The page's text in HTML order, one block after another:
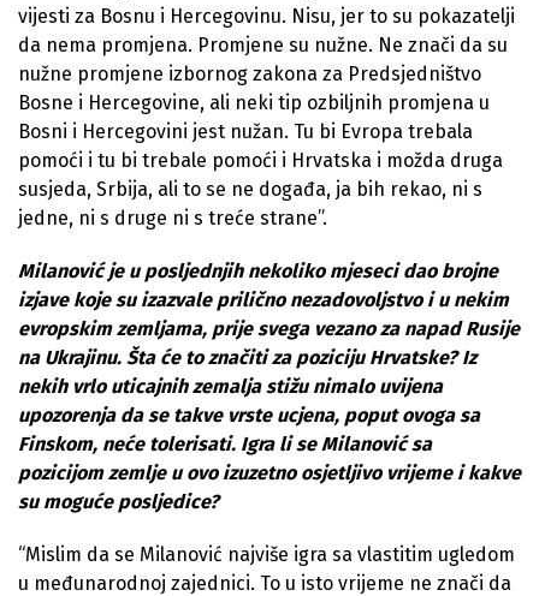
vijesti za Bosnu i Hercegovinu. Nisu, jer to su pokazatelji
da nema promjena. Promjene su nužne. Ne znači da su
nužne promjene izbornog zakona za Predsjedništvo
Bosne i Hercegovine, ali neki tip ozbiljnih promjena u
Bosni i Hercegovini jest nužan. Tu bi Evropa trebala
pomoći i tu bi trebale pomoći i Hrvatska i možda druga
susjeda, Srbija, ali to se ne događa, ja bih rekao, ni s
jedne, ni s druge ni s treće strane”.
Milanović je u posljednjih nekoliko mjeseci dao brojne
izjave koje su izazvale prilično nezadovoljstvo i u nekim
evropskim zemljama, prije svega vezano za napad Rusije
na Ukrajinu. Šta će to značiti za poziciju Hrvatske? Iz
nekih vrlo uticajnih zemalja stižu nimalo uvijena
upozorenja da se takve vrste ucjena, poput ovoga sa
Finskom, neće tolerisati. Igra li se Milanović sa
pozicijom zemlje u ovo izuzetno osjetljivo vrijeme i kakve
su moguće posljedice?
“Mislim da se Milanović najviše igra sa vlastitim ugledom
u međunarodnoj zajednici. To u isto vrijeme ne znači da